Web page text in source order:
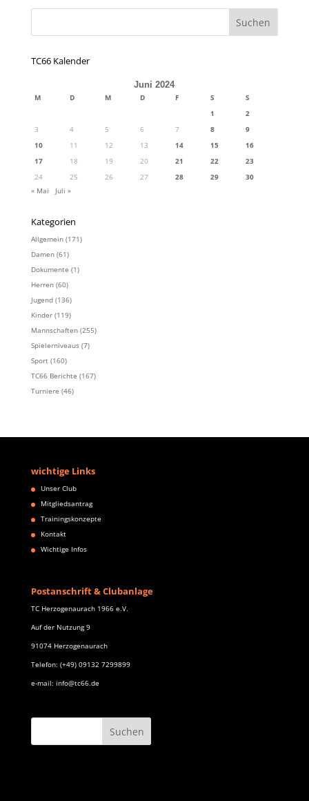
TC66 Kalender
Juni 2024
M D M D F S
S
1
2
3
4 5 6 7 8
9
10
11 12 13 14 15
16
17
18 19 20 21 22
23
24
25 26 27 28 29
30
« Mai
Juli »
Kategorien
Allgemein(171)
Damen(61)
Dokumente (1)
Herren(60)
Jugend(136)
Kinder(119)
Mannschaften(255)
Spielerniveaus(7)
Sport(160)
TC66 Berichte (167)
Turniere (46)
wichtige Links
Unser Club
Mitgliedsantrag
Trainingskonzepte
Kontakt
Wichtige Infos
Postanschrift & Clubanlage
TC Herzogenaurach 1966 e.V.
Auf der Nutzung 9
91074 Herzogenaurach
Telefon: (+49) 09132 7299899
e-mail: info@tc66.de